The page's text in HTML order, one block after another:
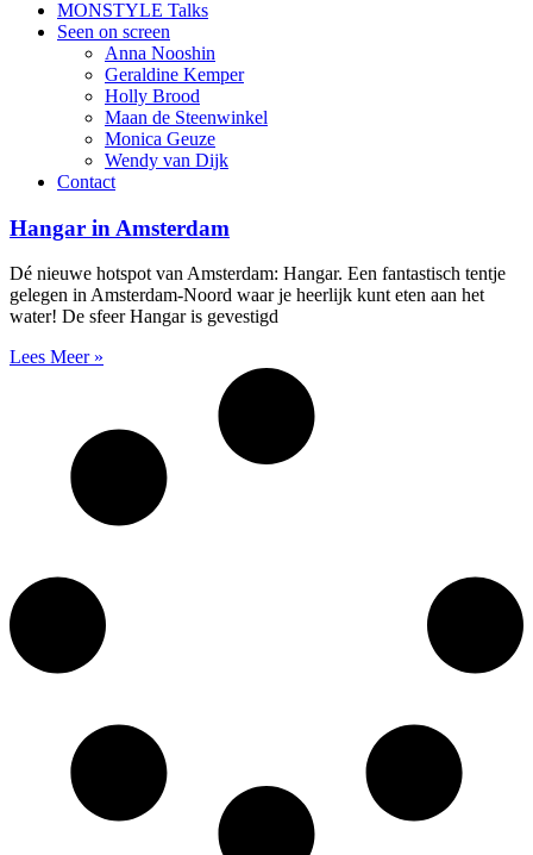
MONSTYLE Talks
Seen on screen
Anna Nooshin
Geraldine Kemper
Holly Brood
Maan de Steenwinkel
Monica Geuze
Wendy van Dijk
Contact
Hangar in Amsterdam
Dé nieuwe hotspot van Amsterdam: Hangar. Een fantastisch tentje
gelegen in Amsterdam-Noord waar je heerlijk kunt eten aan het
water! De sfeer Hangar is gevestigd
Lees Meer »